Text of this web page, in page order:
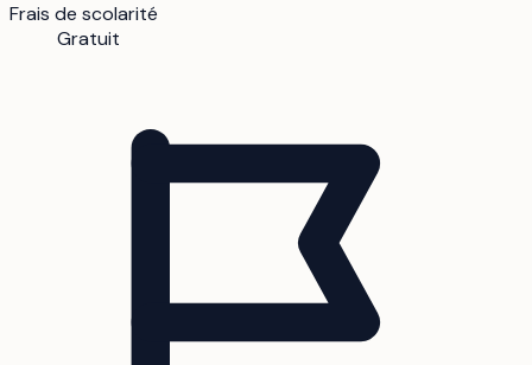
Frais de scolarité
Gratuit